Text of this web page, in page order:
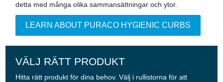
detta med många olika sammansättningar och ytor.
LEARN ABOUT PURACO HYGIENIC CURBS
VÄLJ RÄTT PRODUKT
Hitta rätt produkt för dina behov. Välj i rullistorna för att